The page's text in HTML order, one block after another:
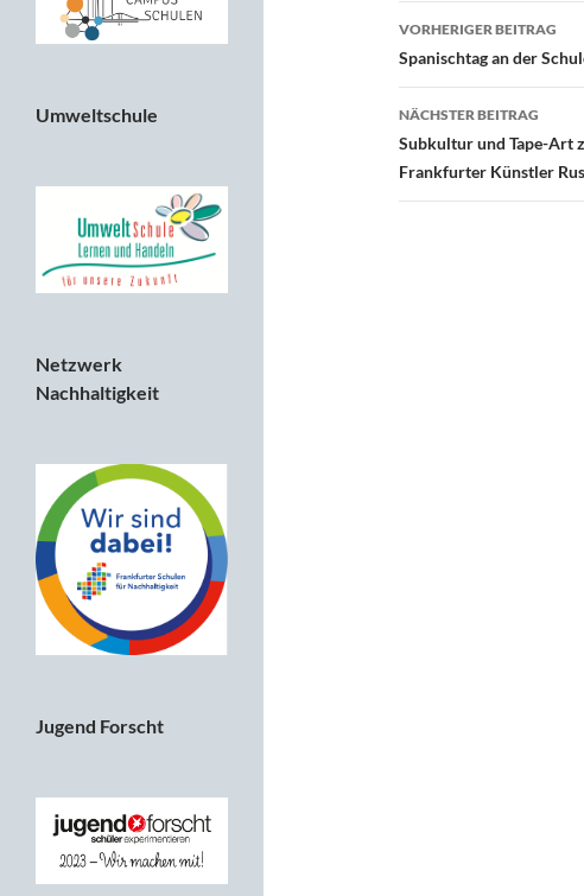
VORHERIGER BEITRAG
Spanischtag an der
NÄCHSTER BEITRAG
Subkultur und Tape-Art
Frankfurter Künstler
Umweltschule
Netzwerk
Nachhaltigkeit
Jugend Forscht